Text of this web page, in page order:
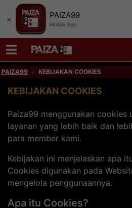
× PAIZA99
Mobile App
PAIZA99 KEBIJAKAN COOKIES
KEBIJAKAN COOKIES
Paiza99 menggunakan cookies
layanan yang lebih baik dan
para member kami.
Kebijakan ini menjelaskan apa
Cookies digunakan pada
mengelola penggunaannya.
Apa itu Cookies?